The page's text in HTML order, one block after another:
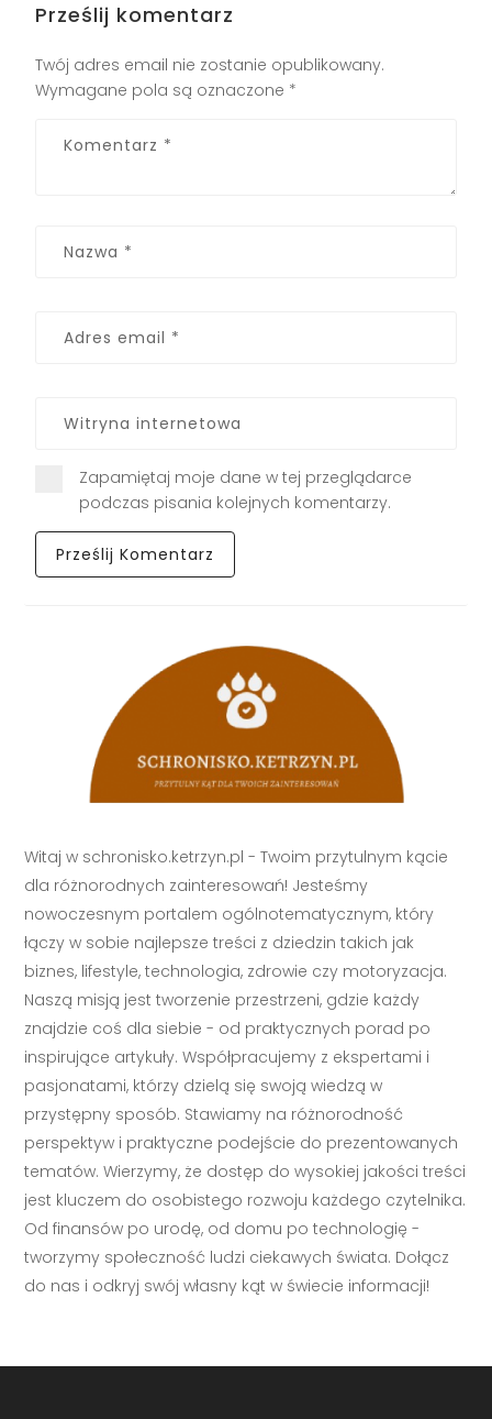
Prześlij komentarz
Twój adres email nie zostanie opublikowany.
Wymagane pola są oznaczone *
Zapamiętaj moje dane w tej przeglądarce
podczas pisania kolejnych komentarzy.
Witaj w schronisko.ketrzyn.pl - Twoim przytulnym kącie
dla różnorodnych zainteresowań! Jesteśmy
nowoczesnym portalem ogólnotematycznym, który
łączy w sobie najlepsze treści z dziedzin takich jak
biznes, lifestyle, technologia, zdrowie czy motoryzacja.
Naszą misją jest tworzenie przestrzeni, gdzie każdy
znajdzie coś dla siebie - od praktycznych porad po
inspirujące artykuły. Współpracujemy z ekspertami i
pasjonatami, którzy dzielą się swoją wiedzą w
przystępny sposób. Stawiamy na różnorodność
perspektyw i praktyczne podejście do prezentowanych
tematów. Wierzymy, że dostęp do wysokiej jakości treści
jest kluczem do osobistego rozwoju każdego czytelnika.
Od finansów po urodę, od domu po technologię -
tworzymy społeczność ludzi ciekawych świata. Dołącz
do nas i odkryj swój własny kąt w świecie informacji!